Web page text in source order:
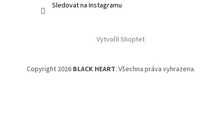
Sledovat na Instagramu
Vytvořil Shoptet
Copyright 2026 BLACK HEART. Všechna práva vyhrazena.